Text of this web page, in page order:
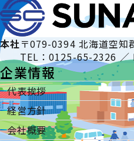
本社〒079-0394 北海道空知
TEL：0125-65-2326 ／
企業情報
代表挨拶
経営方針
会社概要